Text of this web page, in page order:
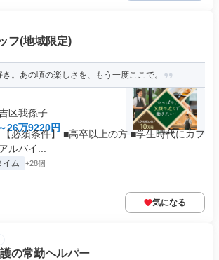
フ(地域限定)
。あの頃の楽しさを、もう一度ここで。
区我孫子
26万9220円
必須条件】 ■高卒以上の方 ■学生時代にカフ
ルバイ...
イム +28個
気になる
の常勤ヘルパー